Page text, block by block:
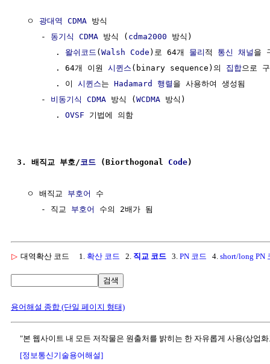
  ㅇ
광대역 CDMA 방식
     -
동기식 CDMA 방식 ( cdma2000 방식)
        .
왈쉬코드 (Walsh Code )로 64개 물리 적 통신 채널 을
        . 64개 이원
시퀸스 (binary sequence)의 집합으로
        . 이
시퀸스는 Hadamard 행렬 을 사용하여 생성됨
     -
비동기식 CDMA 방식 (WCDMA 방식)
        .
OVSF 기법에 의함
3. 배직교 부호/ 코드 (Biorthogonal Code)
  ㅇ 배직교
부호어
수
     - 직교
부호어
▷ 대역확산 코드 1. 확산 코드 2. 직교 코드 3. PN 코드 4. short/long PN
검색
용어해설 종합 (단일 페이지 형태)
"본 웹사이트 내 모든 저작물은 원출처를 밝히는 한 자유롭게 사용(상업
[정보통신기술용어해설]